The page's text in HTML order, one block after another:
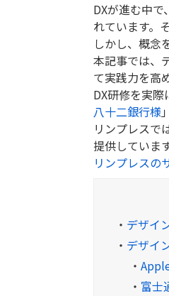
DXが進む中で
れています。
しかし、概念
本記事では、
て実践力を高
DX研修を実
八十二銀行様
リンプレスで
提供していま
リンプレスの
・ デザイ
・ デザイ
・
・ 富士